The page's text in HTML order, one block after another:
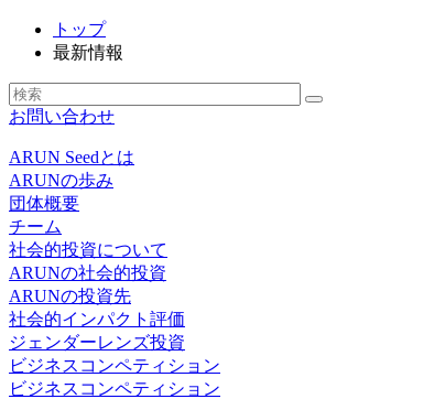
トップ
最新情報
お問い合わせ
ARUN Seedとは
ARUNの歩み
団体概要
チーム
社会的投資について
ARUNの社会的投資
ARUNの投資先
社会的インパクト評価
ジェンダーレンズ投資
ビジネスコンペティション
ビジネスコンペティション